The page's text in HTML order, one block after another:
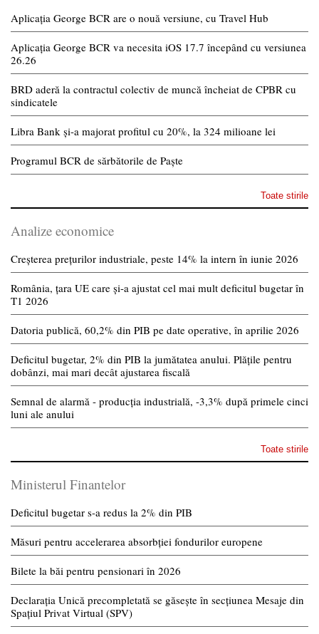
Aplicația George BCR are o nouă versiune, cu Travel Hub
Aplicația George BCR va necesita iOS 17.7 începând cu versiunea
26.26
BRD aderă la contractul colectiv de muncă încheiat de CPBR cu
sindicatele
Libra Bank și-a majorat profitul cu 20%, la 324 milioane lei
Programul BCR de sărbătorile de Paște
Toate stirile
Analize economice
Creșterea prețurilor industriale, peste 14% la intern în iunie 2026
România, țara UE care și-a ajustat cel mai mult deficitul bugetar în
T1 2026
Datoria publică, 60,2% din PIB pe date operative, în aprilie 2026
Deficitul bugetar, 2% din PIB la jumătatea anului. Plățile pentru
dobânzi, mai mari decât ajustarea fiscală
Semnal de alarmă - producția industrială, -3,3% după primele cinci
luni ale anului
Toate stirile
Ministerul Finantelor
Deficitul bugetar s-a redus la 2% din PIB
Măsuri pentru accelerarea absorbției fondurilor europene
Bilete la băi pentru pensionari în 2026
Declarația Unică precompletată se găsește în secțiunea Mesaje din
Spațiul Privat Virtual (SPV)